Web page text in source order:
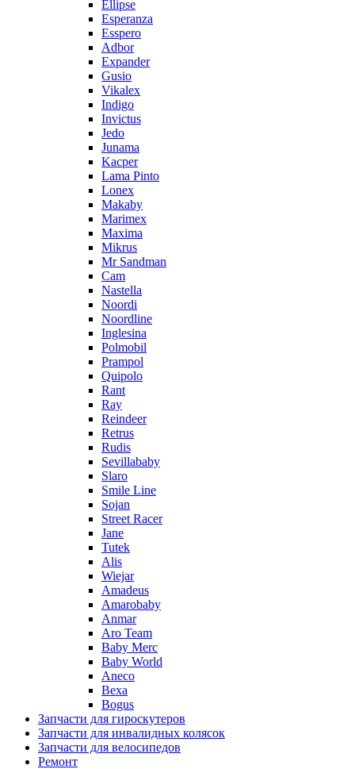
Ellipse
Esperanza
Esspero
Adbor
Expander
Gusio
Vikalex
Indigo
Invictus
Jedo
Junama
Kacper
Lama Pinto
Lonex
Makaby
Marimex
Maxima
Mikrus
Mr Sandman
Cam
Nastella
Noordi
Noordline
Inglesina
Polmobil
Prampol
Quipolo
Rant
Ray
Reindeer
Retrus
Rudis
Sevillababy
Slaro
Smile Line
Sojan
Street Racer
Jane
Tutek
Alis
Wiejar
Amadeus
Amarobaby
Anmar
Aro Team
Baby Merc
Baby World
Aneco
Bexa
Bogus
Запчасти для гироскутеров
Запчасти для инвалидных колясок
Запчасти для велосипедов
Ремонт